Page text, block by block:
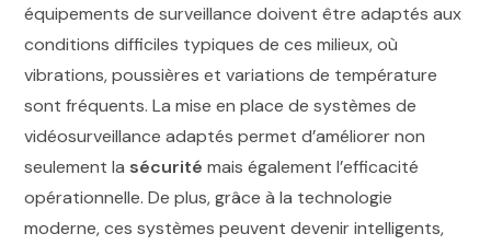
équipements de surveillance doivent être adaptés aux
conditions difficiles typiques de ces milieux, où
vibrations, poussières et variations de température
sont fréquents. La mise en place de systèmes de
vidéosurveillance adaptés permet d’améliorer non
seulement la sécurité mais également l’efficacité
opérationnelle. De plus, grâce à la technologie
moderne, ces systèmes peuvent devenir intelligents,